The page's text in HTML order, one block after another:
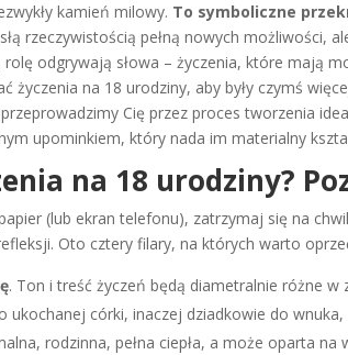
kamień milowy. To symboliczne
rzeczywistością pełną nowych możliwości,
odgrywają słowa – życzenia, które mają
życzenia na 18 urodziny, aby były czymś
Cię przez proces tworzenia
upominkiem, który nada im materialny
na 18 urodziny?
(lub ekran telefonu), zatrzymaj się na
Oto cztery filary, na których warto
. Ton i treść życzeń będą diametralnie różne
ukochanej córki, inaczej dziadkowie do
rodzinna, pełna ciepła, a może oparta